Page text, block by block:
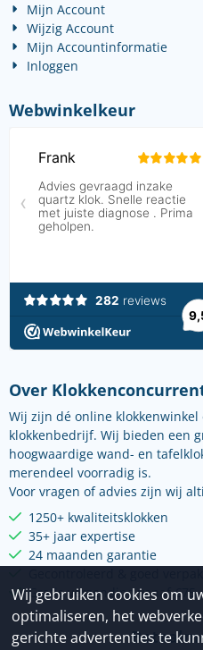
Mijn Account
Wijzig Account
Mijn Accountinformatie
Inloggen
Webwinkelkeur
Over
Wij zijn dé online
klokkenbedrijf. Wij bieden een
hoogwaardige wand- en
merendeel voorradig is.
Voor vragen of advies zijn wij
1250+ kwaliteitsklokken
35+ jaar expertise
24 maanden garantie
Gratis verzending vanaf €75
Wij gebruiken cookies om
optimaliseren, het
gerichte advertenties te